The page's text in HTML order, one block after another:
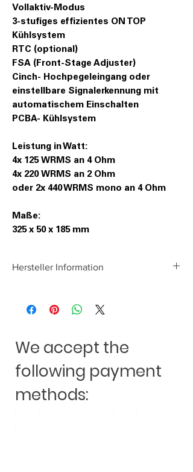
Vollaktiv-Modus
3-stufiges effizientes ON TOP
Kühlsystem
RTC (optional)
FSA (Front-Stage Adjuster)
Cinch- Hochpegeleingang oder
einstellbare Signalerkennung mit
automatischem Einschalten
PCBA- Kühlsystem
Leistung in Watt:
4x 125 WRMS an 4 Ohm
4x 220 WRMS an 2 Ohm
oder 2x 440 WRMS mono an 4 Ohm
Maße:
325 x 50 x 185 mm
Hersteller Information
Falltorstraße 6
We accept the
following payment
methods: